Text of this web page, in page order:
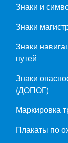
Знаки и
Знаки
Знаки
путей
Знаки
(ДОПОГ)
Маркировка
Плакаты по